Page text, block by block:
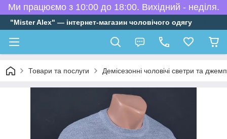
Ми працюємо з 10:00 до 18:00. Вихідний - неділя.
"Mister Alex" — інтернет-магазин чоловічого одягу
Товари та послуги Демісезонні чоловічі светри та